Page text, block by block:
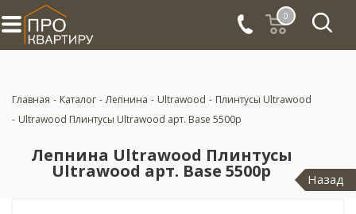
0
Главная - Каталог - Лепнина - Ultrawood - Плинтусы Ultrawood
- Ultrawood Плинтусы Ultrawood арт. Base 5500p
Лепнина Ultrawood Плинтусы
Ultrawood арт. Base 5500p Назад